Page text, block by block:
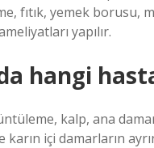
fıtık, yemek borusu,
yapılır.
hangi
kalp, ana
karın içi damarların